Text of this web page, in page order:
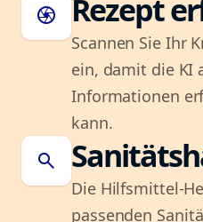
camera Rezept
Scannen Sie Ihr
ein, damit die KI
Informationen
kann.
search
Die Hilfsmittel-
passenden